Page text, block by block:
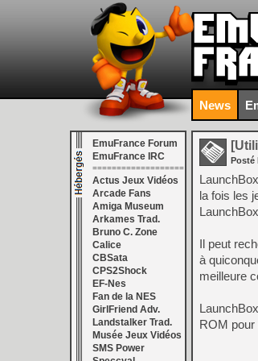
News
EmuFrance Forum
EmuFrance IRC
===================
Actus Jeux Vidéos
Arcade Fans
Amiga Museum
Arkames Trad.
Bruno C. Zone
Calice
CBSata
CPS2Shock
EF-Nes
Fan de la NES
GirlFriend Adv.
Landstalker Trad.
Musée Jeux Vidéos
SMS Power
Posté
la fois les
Il peut
à
meilleure
ROM pour